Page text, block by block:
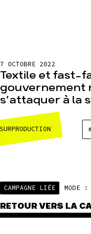
7 OCTOBRE 2022
Textile et fast-
gouvernement
s’attaquer à la
CAMPAGNE LIÉE
RETOUR VERS LA